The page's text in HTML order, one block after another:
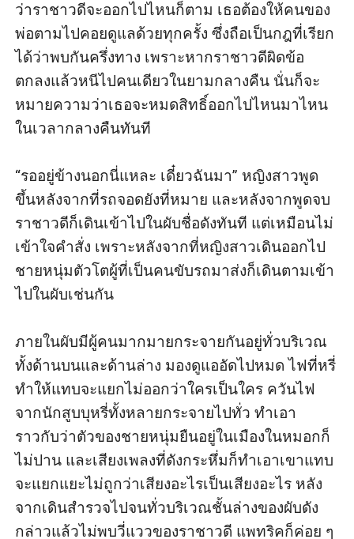
ว่าราชาวดี​จะ​ออก​ไป​ไหน​ก็ตาม เธอ​ต้อง​ให้​คน​ของ​
พ่อ​ตาม​ไป​คอย​ดูแล​ด้วย​ทุก​ครั้ง ซึ่ง​ถือ​เป็น​กฎ​ที่​เรียก​
ได้​ว่า​พบ​กัน​ครึ่ง​ทาง เพราะ​หากราชาวดี​ผิด​ข้อ
ตกลง​แล้ว​หนี​ไป​คน​เดียว​ใน​ยาม​กลางคืน นั่น​ก็​จะ​
หมายความ​ว่า​เธอ​จะ​หมด​สิทธิ์​ออก​ไปไหนมาไหน​
ใน​เวลา​กลางคืน​ทันที
“รอ​อยู่​ข้างนอก​นี่แหละ เดี๋ยว​ฉัน​มา” หญิงสาว​พูด​
ขึ้น​หลังจาก​ที่​รถ​จอด​ยัง​ที่หมาย และ​หลังจาก​พูด​จบ
ราชาวดี​ก็​เดิน​เข้า​ไป​ใน​ผับ​ชื่อดัง​ทันที แต่​เหมือน​ไม่​
เข้าใจ​คำสั่ง เพราะ​หลังจาก​ที่​หญิงสาว​เดิน​ออก​ไป
ชายหนุ่ม​ตัว​โต​ผู้​ที่​เป็น​คน​ขับ​รถ​มา​ส่ง​ก็​เดิน​ตาม​เข้า​
ไป​ใน​ผับ​เช่นกัน
ภายใน​ผับ​มี​ผู้คน​มากมาย​กระจาย​กัน​อยู่​ทั่ว​บริเวณ​
ทั้ง​ด้าน​บน​และ​ด้าน​ล่าง มองดู​แออัด​ไป​หมด ไฟ​ที่​หรี่​
ทำ​ให้​แทบ​จะ​แยก​ไม่​ออก​ว่า​ใคร​เป็น​ใคร ควันไฟ​
จาก​นัก​สูบ​บุหรี่​ทั้งหลาย​กระจาย​ไป​ทั่ว ทำเอา​
ราวกับว่า​ตัว​ของ​ชายหนุ่ม​ยืน​อยู่​ใน​เมือง​ใน​หมอก​ก็​
ไม่​ปาน และ​เสียง​เพลง​ที่​ดัง​กระหึ่ม​ก็​ทำเอา​เขา​แทบ​
จะ​แยกแยะ​ไม่​ถูก​ว่า​เสียง​อะไร​เป็น​เสียง​อะไร หลัง
จาก​เดิน​สำรวจ​ไป​จน​ทั่ว​บริเวณ​ชั้น​ล่าง​ของ​ผับ​ดัง
กล่าว​แล้ว​ไม่​พบ​วี่แวว​ของราชาวดี แพทริค​ก็​ค่อย ๆ